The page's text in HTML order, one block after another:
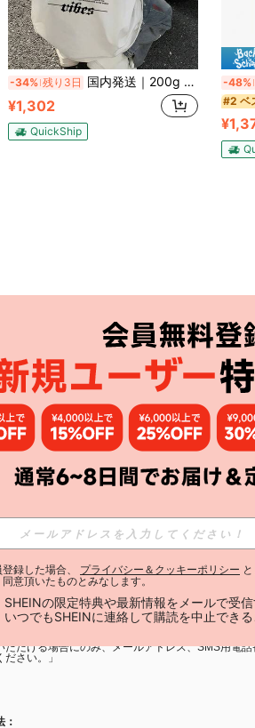
-34% 残り3日 国内発送｜200g ヘビーコットン 100% メンズ ゆったり快適 春夏カジュアル アメリカンスタイル ダイス666プリント 半袖 Tシャツ
¥1,302
QuickShip
-48%
#2 ベ
： アプリ
購読する
の購読には「
ただける場合にのみ、メールアドレス、SMS用電
さい。」
：
録した場合、 プライバシー＆クッキーポリシー と
意頂いたものとみなします。
SHEINの限定特典や最新情報をメールで受
いつでもSHEINに連絡して購読を中止できる